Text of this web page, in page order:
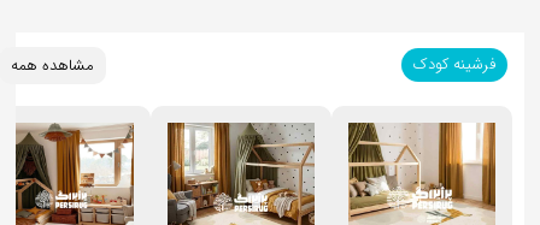
فرشینه کودک مشاهده همه